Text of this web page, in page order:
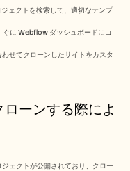
ェクトを検索して、適切なテンプ
に Webflow ダッシュボードにコ
せてクローンしたサイトをカスタ
ーンする際によ
ェクトが公開されており、クロー